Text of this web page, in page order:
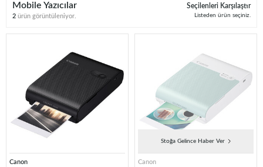
Mobile Yazıcılar
2 ürün görüntüleniyor.
Seçilenleri Karşılaştır
Listeden ürün seçiniz.
Canon
Stoğa Gelince Haber Ver
Canon